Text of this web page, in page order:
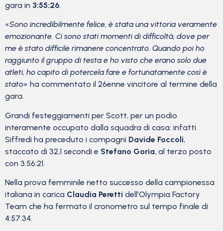
gara in 3:55:26.
«Sono incredibilmente felice, è stata una vittoria veramente
emozionante. Ci sono stati momenti di difficoltà, dove per
me è stato difficile rimanere concentrato. Quando poi ho
raggiunto il gruppo di testa e ho visto che erano solo due
atleti, ho capito di potercela fare e fortunatamente così è
stato» ha commentato il 26enne vincitore al termine della
gara.
Grandi festeggiamenti per Scott, per un podio
interamente occupato dalla squadra di casa: infatti
Siffredi ha preceduto i compagni Davide Foccoli,
staccato di 32,1 secondi e Stefano Goria, al terzo posto
con 3:56:21.
Nella prova femminile netto successo della campionessa
italiana in carica Claudia Peretti dell’Olympia Factory
Team che ha fermato il cronometro sul tempo finale di
4:57:34.